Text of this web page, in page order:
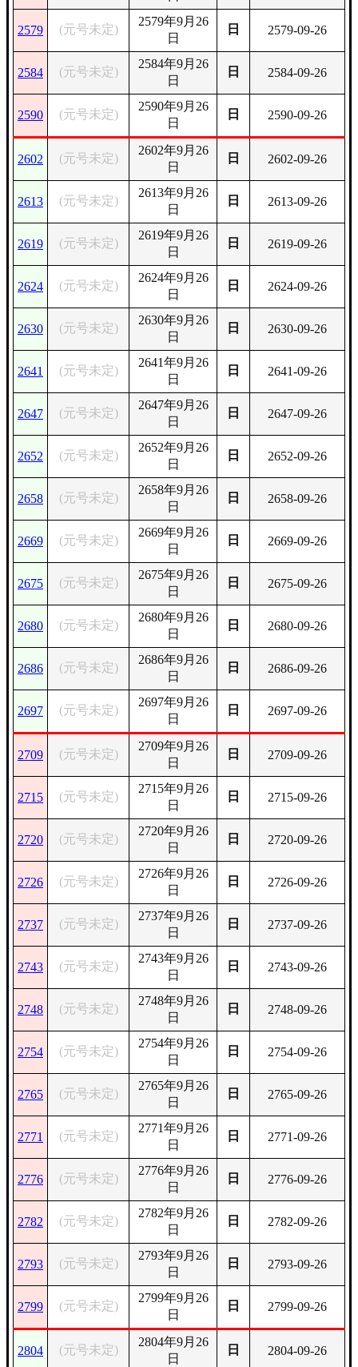
2579 (元号未定)
2579年9月26
日
日 2579-09-26
2584 (元号未定)
2584年9月26
日
日 2584-09-26
2590 (元号未定)
2590年9月26
日
日 2590-09-26
2602 (元号未定)
2602年9月26
日
日 2602-09-26
2613 (元号未定)
2613年9月26
日
日 2613-09-26
2619 (元号未定)
2619年9月26
日
日 2619-09-26
2624 (元号未定)
2624年9月26
日
日 2624-09-26
2630 (元号未定)
2630年9月26
日
日 2630-09-26
2641 (元号未定)
2641年9月26
日
日 2641-09-26
2647 (元号未定)
2647年9月26
日
日 2647-09-26
2652 (元号未定)
2652年9月26
日
日 2652-09-26
2658 (元号未定)
2658年9月26
日
日 2658-09-26
2669 (元号未定)
2669年9月26
日
日 2669-09-26
2675 (元号未定)
2675年9月26
日
日 2675-09-26
2680 (元号未定)
2680年9月26
日
日 2680-09-26
2686 (元号未定)
2686年9月26
日
日 2686-09-26
2697 (元号未定)
2697年9月26
日
日 2697-09-26
2709 (元号未定)
2709年9月26
日
日 2709-09-26
2715 (元号未定)
2715年9月26
日
日 2715-09-26
2720 (元号未定)
2720年9月26
日
日 2720-09-26
2726 (元号未定)
2726年9月26
日
日 2726-09-26
2737 (元号未定)
2737年9月26
日
日 2737-09-26
2743 (元号未定)
2743年9月26
日
日 2743-09-26
2748 (元号未定)
2748年9月26
日
日 2748-09-26
2754 (元号未定)
2754年9月26
日
日 2754-09-26
2765 (元号未定)
2765年9月26
日
日 2765-09-26
2771 (元号未定)
2771年9月26
日
日 2771-09-26
2776 (元号未定)
2776年9月26
日
日 2776-09-26
2782 (元号未定)
2782年9月26
日
日 2782-09-26
2793 (元号未定)
2793年9月26
日
日 2793-09-26
2799 (元号未定)
2799年9月26
日
日 2799-09-26
2804 (元号未定)
2804年9月26
日
日 2804-09-26